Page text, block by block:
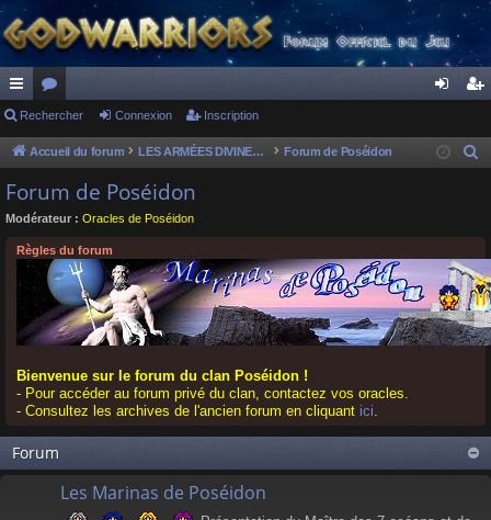
ac
co
ur
ci
or
u
s
ne cri
Rechercher Connexion Inscription
Accueil du forum LES ARMÉES DIVINES - FORUMS DE CLAN Forum de Poséidon
r
c
h
e
Forum de Poséidon
Modérateur : Oracles de Poséidon
Règles du forum
Bienvenue sur le forum du clan Poséidon !
- Pour accéder au forum privé du clan, contactez vos oracles.
- Consultez les archives de l'ancien forum en cliquant ici.
Forum
Les Marinas de Poséidon